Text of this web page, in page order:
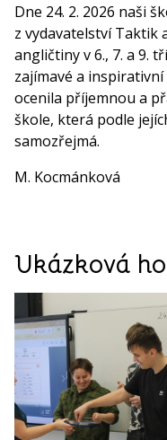
Dne 24. 2. 2026 naši
z vydavatelství Taktik
angličtiny v 6., 7. a 9.
zajímavé a
ocenila příjemnou a
škole, která podle
samozřejmá.
M. Kocmánková
Ukázková